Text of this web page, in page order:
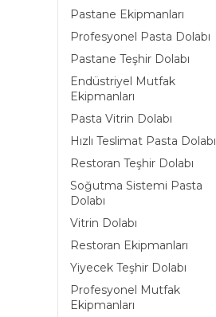
Pastane Ekipmanları
Profesyonel Pasta Dolabı
Pastane Teşhir Dolabı
Endüstriyel Mutfak
Ekipmanları
Pasta Vitrin Dolabı
Hızlı Teslimat Pasta Dolabı
Restoran Teşhir Dolabı
Soğutma Sistemi Pasta
Dolabı
Vitrin Dolabı
Restoran Ekipmanları
Yiyecek Teşhir Dolabı
Profesyonel Mutfak
Ekipmanları